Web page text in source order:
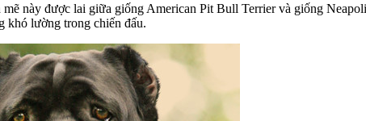
này được lai giữa giống American Pit Bull Terrier và giống
khó lường trong chiến đấu.